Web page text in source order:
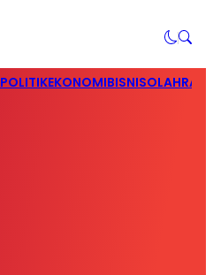
POLITIKEKONOMIBISNIS